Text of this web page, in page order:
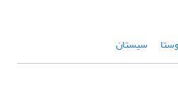
سیستان